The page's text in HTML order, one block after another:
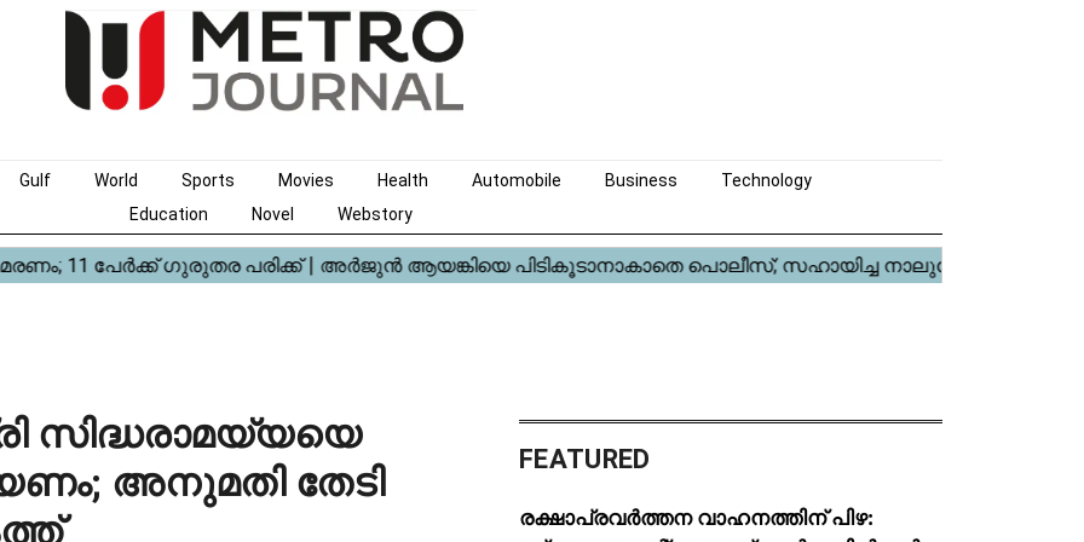
Gulf World Sports Movies Health Automobile Business
Technology
Education
Novel Webstory
സിദ്ധരാമയ്യയെ
അനുമതി തേടി
FEATURED
രക്ഷാപ്രവർത്തന വാഹനത്തിന് പിഴ: